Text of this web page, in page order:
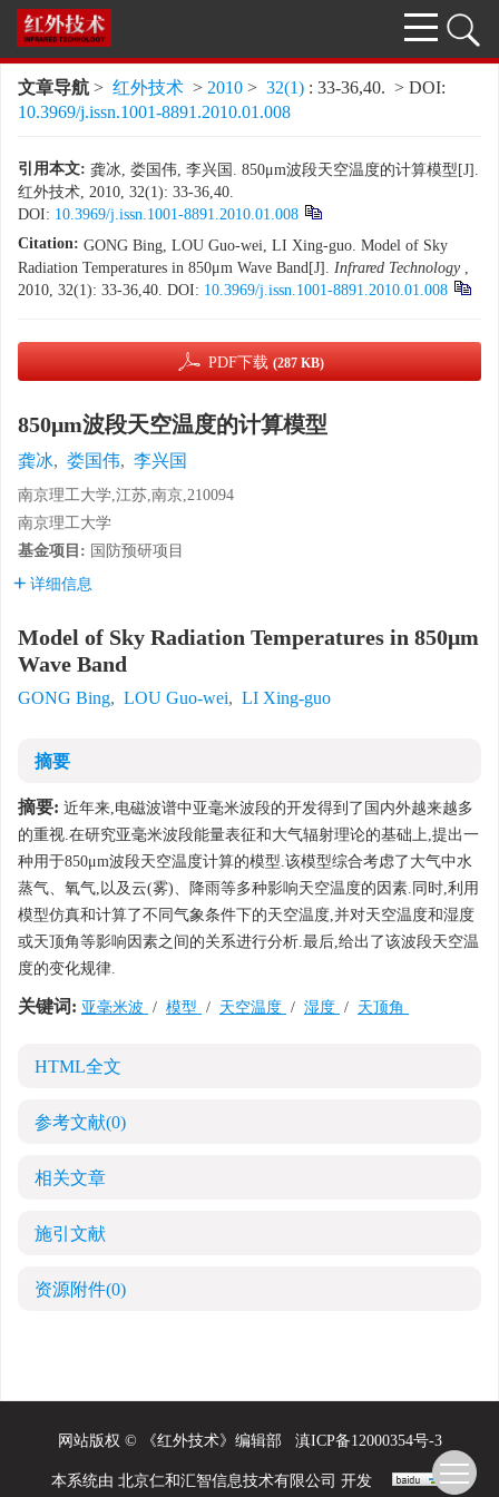
文章导航 > 红外技术 > 2010 > 32(1) : 33-36,40. > DOI:
10.3969/j.issn.1001-8891.2010.01.008
引用本文: 龚冰, 娄国伟, 李兴国. 850μm波段天空温度的计算模型[J].
红外技术, 2010, 32(1): 33-36,40.
DOI: 10.3969/j.issn.1001-8891.2010.01.008
Citation: GONG Bing, LOU Guo-wei, LI Xing-guo. Model of Sky
Radiation Temperatures in 850μm Wave Band[J]. Infrared Technology ,
2010, 32(1): 33-36,40. DOI: 10.3969/j.issn.1001-8891.2010.01.008
PDF下载 (287 KB)
850μm波段天空温度的计算模型
龚冰, 娄国伟, 李兴国
南京理工大学,江苏,南京,210094
南京理工大学
基金项目: 国防预研项目
详细信息
Model of Sky Radiation Temperatures in 850μm
Wave Band
GONG Bing, LOU Guo-wei, LI Xing-guo
摘要
摘要: 近年来,电磁波谱中亚毫米波段的开发得到了国内外越来越多
的重视.在研究亚毫米波段能量表征和大气辐射理论的基础上,提出一
种用于850μm波段天空温度计算的模型.该模型综合考虑了大气中水
蒸气、氧气,以及云(雾)、降雨等多种影响天空温度的因素.同时,利用
模型仿真和计算了不同气象条件下的天空温度,并对天空温度和湿度
或天顶角等影响因素之间的关系进行分析.最后,给出了该波段天空温
度的变化规律.
关键词: 亚毫米波 / 模型 / 天空温度 / 湿度 / 天顶角
HTML全文
参考文献(0)
相关文章
施引文献
资源附件(0)
网站版权 © 《红外技术》编辑部 滇ICP备12000354号-3
本系统由 北京仁和汇智信息技术有限公司 开发